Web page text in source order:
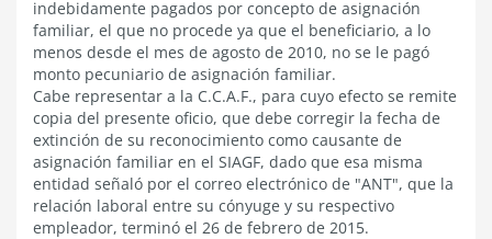
indebidamente pagados por concepto de asignación
familiar, el que no procede ya que el beneficiario, a lo
menos desde el mes de agosto de 2010, no se le pagó
monto pecuniario de asignación familiar.
Cabe representar a la C.C.A.F., para cuyo efecto se remite
copia del presente oficio, que debe corregir la fecha de
extinción de su reconocimiento como causante de
asignación familiar en el SIAGF, dado que esa misma
entidad señaló por el correo electrónico de "ANT", que la
relación laboral entre su cónyuge y su respectivo
empleador, terminó el 26 de febrero de 2015.